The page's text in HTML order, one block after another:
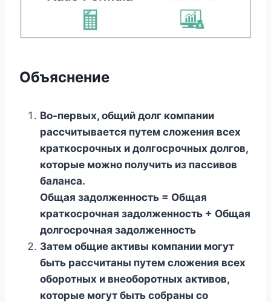
Объяснение
Во-первых, общий долг компании
рассчитывается путем сложения всех
краткосрочных и долгосрочных долгов,
которые можно получить из пассивов
баланса.
Общая задолженность = Общая
краткосрочная задолженность + Общая
долгосрочная задолженность
Затем общие активы компании могут
быть рассчитаны путем сложения всех
оборотных и внеоборотных активов,
которые могут быть собраны со